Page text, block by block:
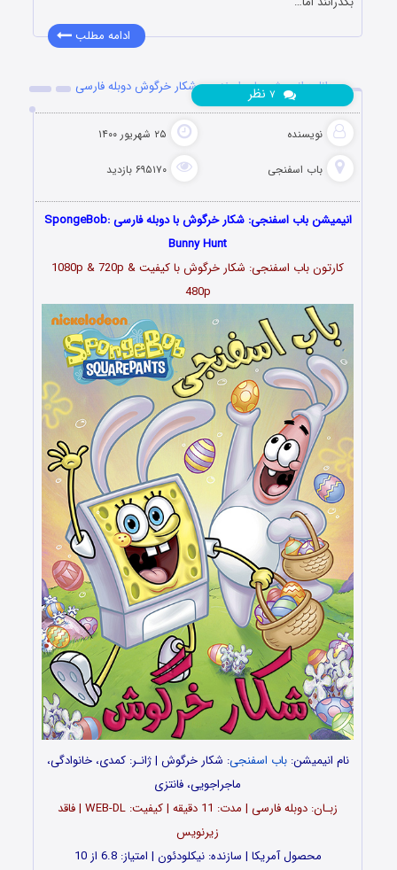
ادامه مطلب
دانلود انیمیشن باب اسفنجی: شکار خرگوش دوبله فارسی
نویسنده ۲۵ شهریور ۱۴۰۰
باب اسفنجی ۶۹۵۱۷۰ بازدید
نظر
انیمیشن باب اسفنجی: شکار خرگوش با دوبله فارسی SpongeBob:
Bunny Hunt
کارتون باب اسفنجی: شکار خرگوش با کیفیت 1080p & 720p &
480p
نام انیمیشن:باب اسفنجی: شکار خرگوش | ژانـر: کمدی، خانوادگی،
ماجراجویی، فانتزی
زبـان: دوبله فارسی | مدت: 11 دقیقه | کیفیت: WEB-DL | فاقد
زیرنویس
محصول آمریکا | سازنده: نیکلودئون | امتیاز: 6.8 از 10